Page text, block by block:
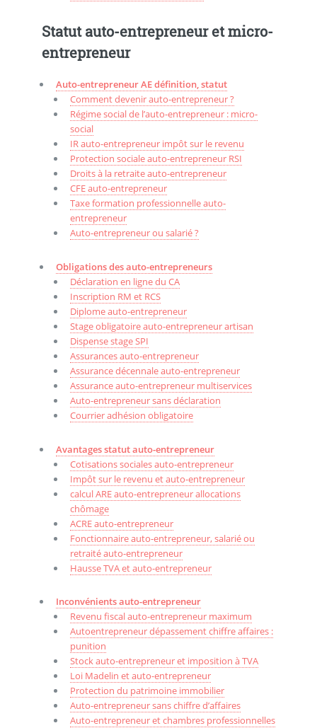
Statut auto-entrepreneur et micro-
entrepreneur
Auto-entrepreneur AE définition, statut
Comment devenir auto-entrepreneur ?
Régime social de l’auto-entrepreneur : micro-
social
IR auto-entrepreneur impôt sur le revenu
Protection sociale auto-entrepreneur RSI
Droits à la retraite auto-entrepreneur
CFE auto-entrepreneur
Taxe formation professionnelle auto-
entrepreneur
Auto-entrepreneur ou salarié ?
Obligations des auto-entrepreneurs
Déclaration en ligne du CA
Inscription RM et RCS
Diplome auto-entrepreneur
Stage obligatoire auto-entrepreneur artisan
Dispense stage SPI
Assurances auto-entrepreneur
Assurance décennale auto-entrepreneur
Assurance auto-entrepreneur multiservices
Auto-entrepreneur sans déclaration
Courrier adhésion obligatoire
Avantages statut auto-entrepreneur
Cotisations sociales auto-entrepreneur
Impôt sur le revenu et auto-entrepreneur
calcul ARE auto-entrepreneur allocations
chômage
ACRE auto-entrepreneur
Fonctionnaire auto-entrepreneur, salarié ou
retraité auto-entrepreneur
Hausse TVA et auto-entrepreneur
Inconvénients auto-entrepreneur
Revenu fiscal auto-entrepreneur maximum
Autoentrepreneur dépassement chiffre affaires :
punition
Stock auto-entrepreneur et imposition à TVA
Loi Madelin et auto-entrepreneur
Protection du patrimoine immobilier
Auto-entrepreneur sans chiffre d’affaires
Auto-entrepreneur et chambres professionnelles